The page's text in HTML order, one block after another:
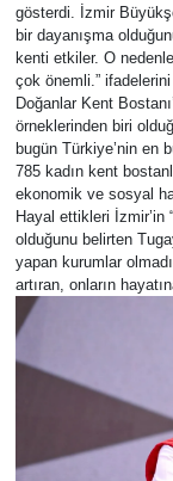
gösterdi. İzmir
bir dayanışma
kenti etkiler. O
çok önemli.” ifadelerini
Doğanlar Kent
örneklerinden biri
bugün Türkiye’nin en
785 kadın kent
ekonomik ve sosyal
Hayal ettikleri İzmir’in
olduğunu belirten
yapan kurumlar
artıran, onların